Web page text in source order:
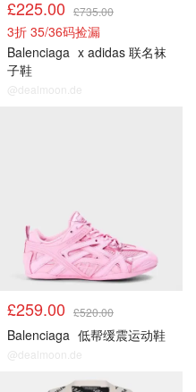
£225.00 £735.00
3折 35/36码捡漏
Balenciaga x adidas 联名袜
子鞋
@dealmoon.de
£259.00 £520.00
Balenciaga 低帮缓震运动鞋
@dealmoon.de